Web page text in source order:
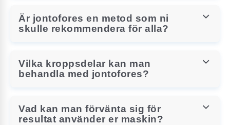
Är jontofores en metod som ni
skulle rekommendera för alla?
Vilka kroppsdelar kan man
behandla med jontofores?
Vad kan man förvänta sig för
resultat använder er maskin?